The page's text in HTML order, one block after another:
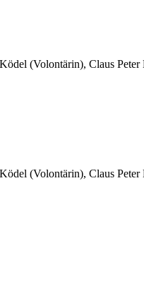
(Volontärin), Claus
(Volontärin), Claus